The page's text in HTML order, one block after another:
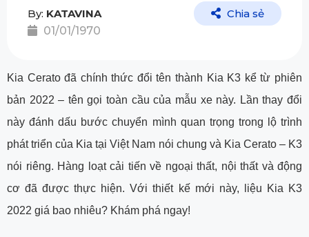
By: KATAVINA
01/01/1970
Chia sẻ
Kia Cerato đã chính thức đổi tên thành Kia K3 kể từ phiên
bản 2022 – tên gọi toàn cầu của mẫu xe này. Lần thay đổi
này đánh dấu bước chuyển mình quan trọng trong lộ trình
phát triển của Kia tại Việt Nam nói chung và Kia Cerato – K3
nói riêng. Hàng loạt cải tiến về ngoại thất, nội thất và động
cơ đã được thực hiện. Với thiết kế mới này, liệu Kia K3
2022 giá bao nhiêu? Khám phá ngay!